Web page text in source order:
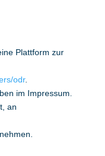
Plattform zur
odr.
im Impressum.
an